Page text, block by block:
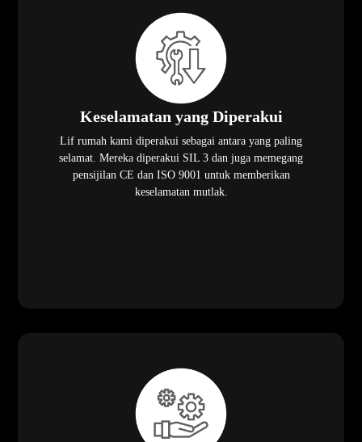
Keselamatan yang Diperakui
Lif rumah kami diperakui sebagai antara yang paling
selamat. Mereka diperakui SIL 3 dan juga memegang
pensijilan CE dan ISO 9001 untuk memberikan
keselamatan mutlak.